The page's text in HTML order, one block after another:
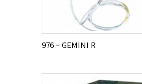
976 – GEMINI R